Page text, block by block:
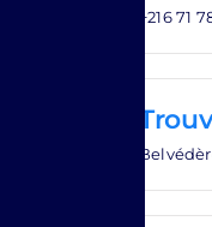
+216 71